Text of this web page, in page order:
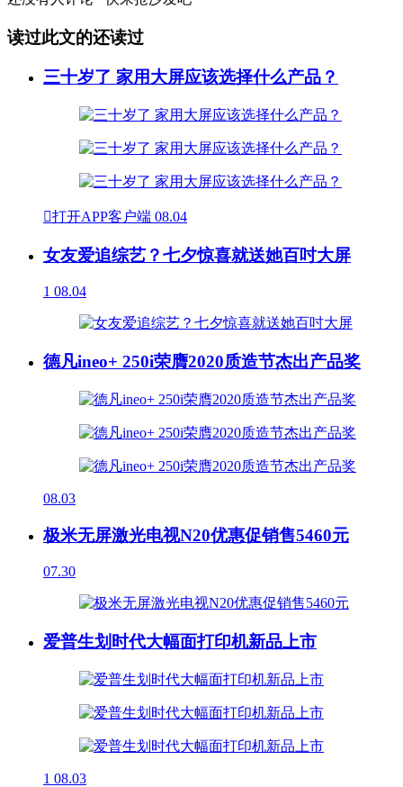
读过此文的还读过
三十岁了 家用大屏应该选择什么产品？
打开APP客户端 08.04
女友爱追综艺？七夕惊喜就送她百吋大屏
1 08.04
德凡ineo+ 250i荣膺2020质造节杰出产品奖
08.03
极米无屏激光电视N20优惠促销售5460元
07.30
爱普生划时代大幅面打印机新品上市
1 08.03